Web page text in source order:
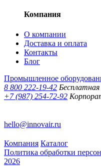
Компания
О компании
Доставка и оплата
Контакты
Блог
Промышленное
8 800 222-19-42 Бесплатная
+7 (987) 254-72-92
hello@innovair.ru
Компания Каталог
Политика обработки
2026